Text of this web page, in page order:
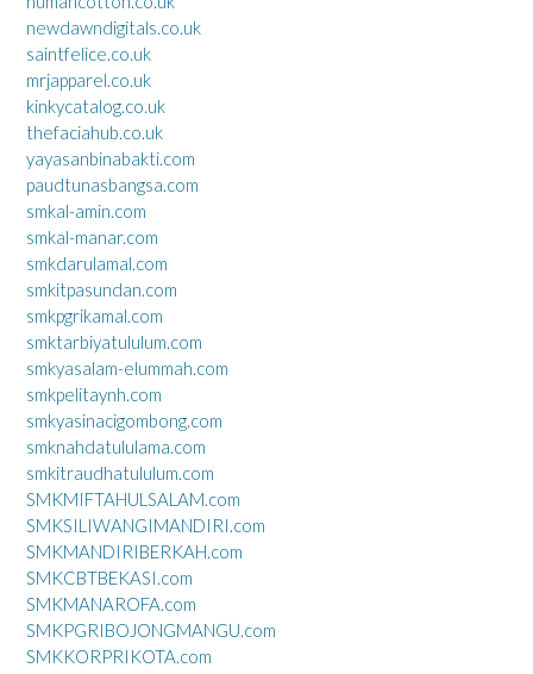
newdawndigitals.co.uk
saintfelice.co.uk
mrjapparel.co.uk
kinkycatalog.co.uk
thefaciahub.co.uk
yayasanbinabakti.com
paudtunasbangsa.com
smkal-amin.com
smkal-manar.com
smkdarulamal.com
smkitpasundan.com
smkpgrikamal.com
smktarbiyatululum.com
smkyasalam-elummah.com
smkpelitaynh.com
smkyasinacigombong.com
smknahdatululama.com
smkitraudhatululum.com
SMKMIFTAHULSALAM.com
SMKSILIWANGIMANDIRI.com
SMKMANDIRIBERKAH.com
SMKCBTBEKASI.com
SMKMANAROFA.com
SMKPGRIBOJONGMANGU.com
SMKKORPRIKOTA.com